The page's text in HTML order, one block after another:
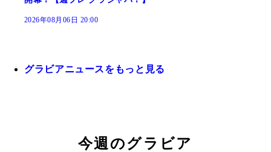
2026年08月06日 20:00
グラビアニュースをもっと見る
今週のグラビア